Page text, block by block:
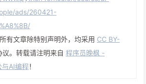
ads/260421-
有文章除特别声明外，均采用 CC BY-
议。转载请注明来自 程序员晚枫 -
AI编程！